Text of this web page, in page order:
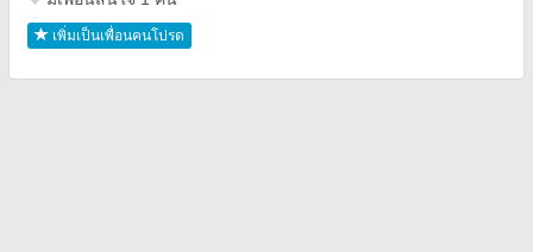
เพิ่มเป็นเพื่อนคนโปรด